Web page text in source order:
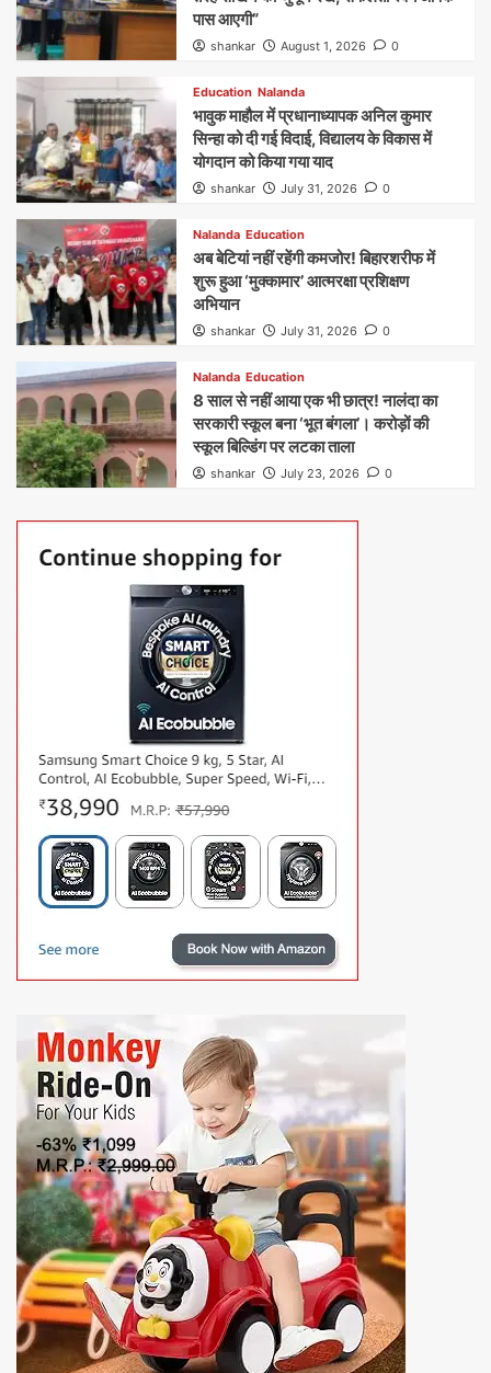
पास आएगी”
shankar August 1, 2026 0
Education Nalanda
भावुक माहौल में प्रधानाध्यापक अनिल कुमार
सिन्हा को दी गई विदाई, विद्यालय के विकास में
योगदान को किया गया याद
shankar July 31, 2026 0
Nalanda Education
अब बेटियां नहीं रहेंगी कमजोर! बिहारशरीफ में
शुरू हुआ ‘मुक्कामार’ आत्मरक्षा प्रशिक्षण
अभियान
shankar July 31, 2026 0
Nalanda Education
8 साल से नहीं आया एक भी छात्र! नालंदा का
सरकारी स्कूल बना ‘भूत बंगला’। करोड़ों की
स्कूल बिल्डिंग पर लटका ताला
shankar July 23, 2026 0